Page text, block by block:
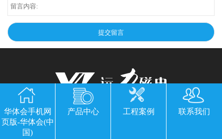
华体会手机网页版-华体会(中国)
公司地址：山东临朐县经济开发区北环路
华体会手机网
页版-华体会(中
国)
产品中心 工程案例 联系我们